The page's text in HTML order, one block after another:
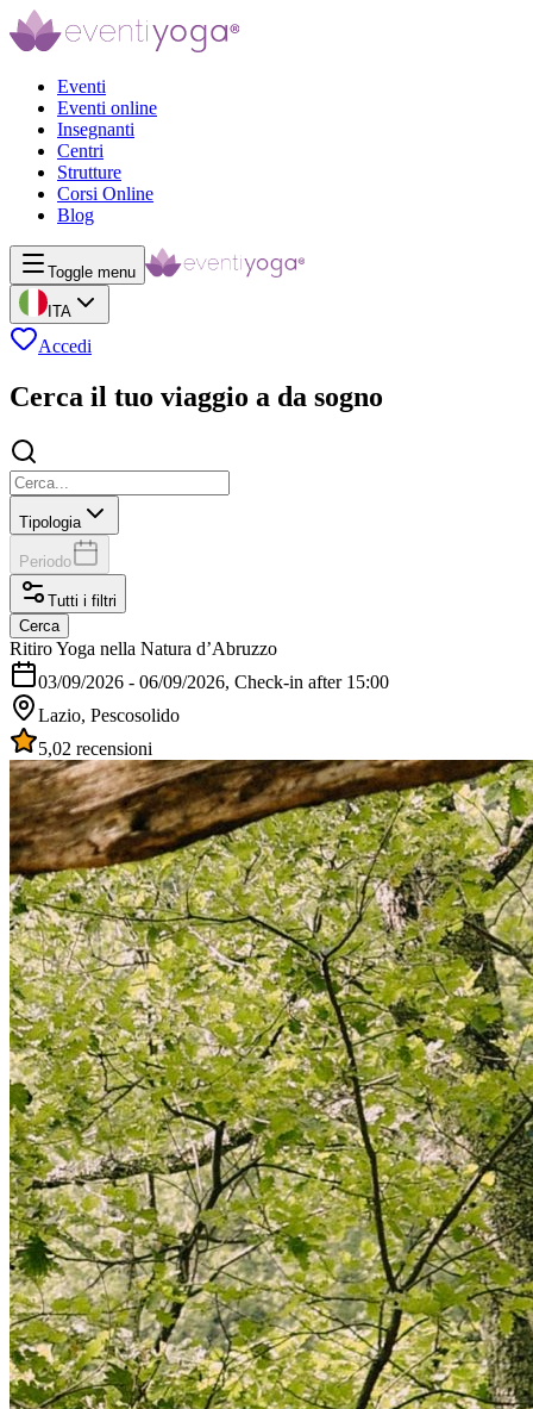
Eventi
Eventi online
Insegnanti
Centri
Strutture
Corsi Online
Blog
Toggle menu
ITA
Accedi
Cerca il tuo viaggio a da sogno
Tipologia
Periodo
Tutti i filtri
Cerca
Ritiro Yoga nella Natura d’Abruzzo
03/09/2026 - 06/09/2026, Check-in after 15:00
Lazio, Pescosolido
5,02 recensioni